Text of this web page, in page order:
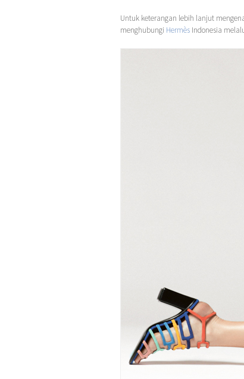
Untuk keterangan lebih lanjut
menghubungi Hermès Indonesia